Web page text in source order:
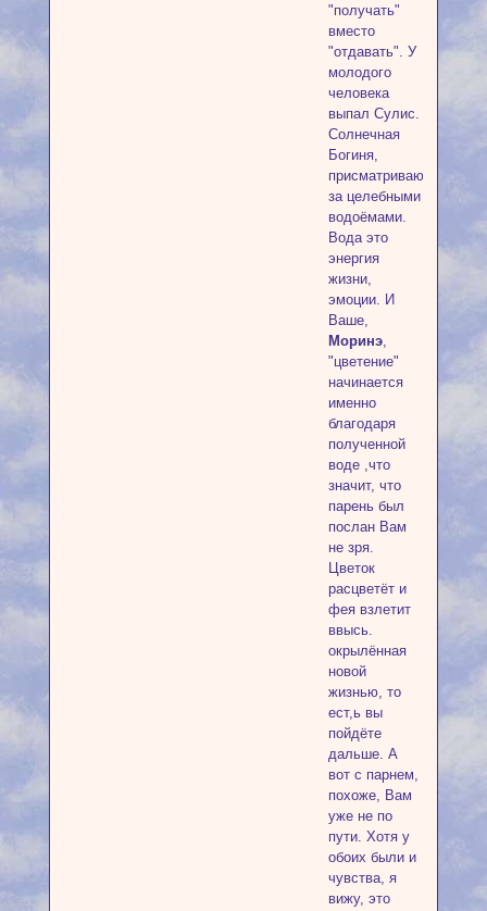
"получать"
вместо
"отдавать". У
молодого
человека
выпал Сулис.
Солнечная
Богиня,
присматривающая
за целебными
водоёмами.
Вода это
энергия
жизни,
эмоции. И
Ваше,
Моринэ,
"цветение"
начинается
именно
благодаря
полученной
воде ,что
значит, что
парень был
послан Вам
не зря.
Цветок
расцветёт и
фея взлетит
ввысь.
окрылённая
новой
жизнью, то
ест,ь вы
пойдёте
дальше. А
вот с парнем,
похоже, Вам
уже не по
пути. Хотя у
обоих были и
чувства, я
вижу, это